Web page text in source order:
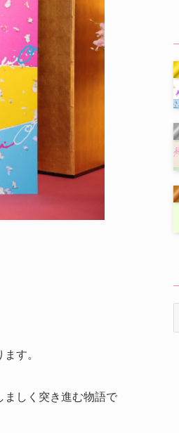
す。
ましく突き進む物語で